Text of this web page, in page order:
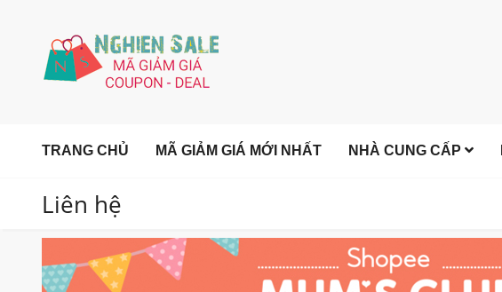
TRANG CHỦ MÃ GIẢM GIÁ MỚI NHẤT NHÀ CUNG CẤP
Liên hệ